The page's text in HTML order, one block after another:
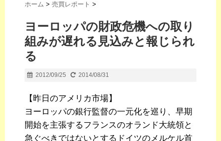
ホーム > 売買レポート >
ヨーロッパの財政危機への取り
組みが遅れる見込みと報じられ
る
2012/09/25 2014/08/31
【昨日のアメリカ市場】
ヨーロッパの銀行監督の一元化を巡り、早期
開始を主張するフランスのオランド大統領と
急ぐべきではないとするドイツのメルケル首